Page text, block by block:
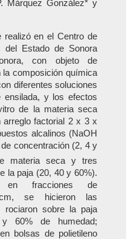
Márquez González* y
realizó en el Centro de
del Estado de Sonora
con objeto de
composición química
diferentes soluciones
ensilada, y los efectos
de la materia seca
arreglo factorial 2 x 3 x
alcalinos (NaOH
concentración (2, 4 y
materia seca y tres
la paja (20, 40 y 60%).
fracciones de
cm, se hicieron las
rociaron sobre la paja
60% de humedad;
bolsas de polietileno